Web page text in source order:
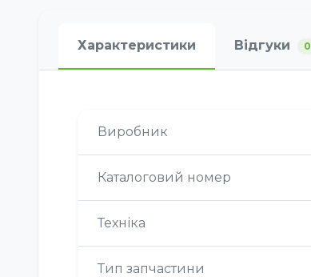
Характеристики Відгуки 0
Виробник
Каталоговий номер
Техніка
Тип запчастини